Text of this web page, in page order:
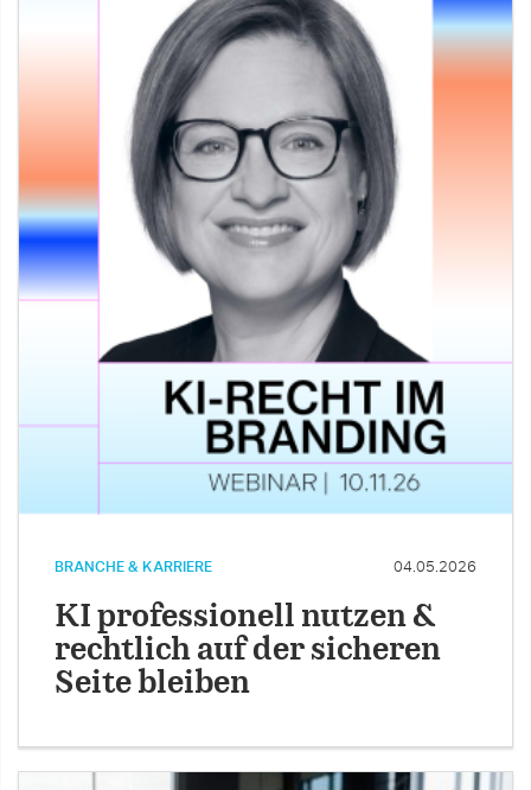
BRANCHE & KARRIERE 04.05.2026
KI professionell nutzen &
rechtlich auf der sicheren
Seite bleiben